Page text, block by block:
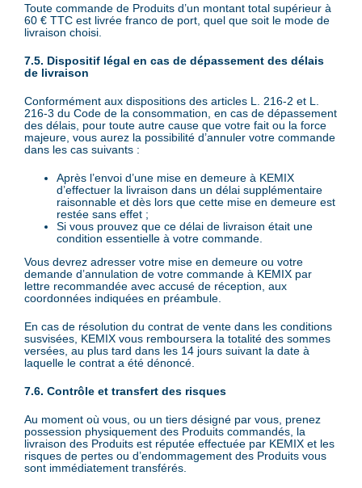
Toute commande de Produits d’un montant total supérieur à
60 € TTC est livrée franco de port, quel que soit le mode de
livraison choisi.
7.5. Dispositif légal en cas de dépassement des délais
de livraison
Conformément aux dispositions des articles L. 216-2 et L.
216-3 du Code de la consommation, en cas de dépassement
des délais, pour toute autre cause que votre fait ou la force
majeure, vous aurez la possibilité d’annuler votre commande
dans les cas suivants :
Après l’envoi d’une mise en demeure à KEMIX
d’effectuer la livraison dans un délai supplémentaire
raisonnable et dès lors que cette mise en demeure est
restée sans effet ;
Si vous prouvez que ce délai de livraison était une
condition essentielle à votre commande.
Vous devrez adresser votre mise en demeure ou votre
demande d’annulation de votre commande à KEMIX par
lettre recommandée avec accusé de réception, aux
coordonnées indiquées en préambule.
En cas de résolution du contrat de vente dans les conditions
susvisées, KEMIX vous remboursera la totalité des sommes
versées, au plus tard dans les 14 jours suivant la date à
laquelle le contrat a été dénoncé.
7.6. Contrôle et transfert des risques
Au moment où vous, ou un tiers désigné par vous, prenez
possession physiquement des Produits commandés, la
livraison des Produits est réputée effectuée par KEMIX et les
risques de pertes ou d’endommagement des Produits vous
sont immédiatement transférés.